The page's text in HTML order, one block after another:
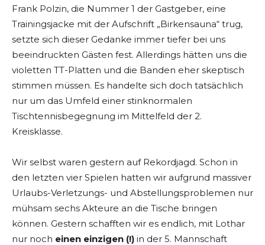
Frank Polzin, die Nummer 1 der Gastgeber, eine
Trainingsjacke mit der Aufschrift „Birkensauna“ trug,
setzte sich dieser Gedanke immer tiefer bei uns
beeindruckten Gästen fest. Allerdings hätten uns die
violetten TT-Platten und die Banden eher skeptisch
stimmen müssen. Es handelte sich doch tatsächlich
nur um das Umfeld einer stinknormalen
Tischtennisbegegnung im Mittelfeld der 2.
Kreisklasse.
Wir selbst waren gestern auf Rekordjagd. Schon in
den letzten vier Spielen hatten wir aufgrund massiver
Urlaubs-Verletzungs- und Abstellungsproblemen nur
mühsam sechs Akteure an die Tische bringen
können. Gestern schafften wir es endlich, mit Lothar
nur noch einen einzigen (!) in der 5. Mannschaft